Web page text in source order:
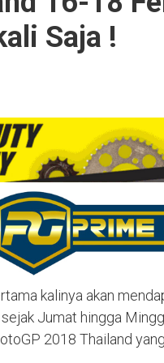
Saja !
kalinya akan
Jumat hingga
2018 Thailand